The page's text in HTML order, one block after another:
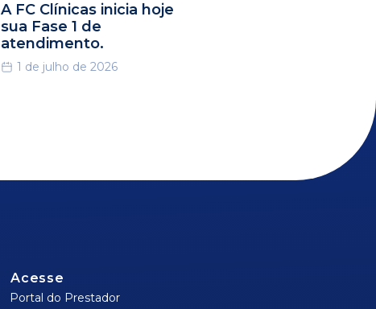
A FC Clínicas inicia hoje
sua Fase 1 de
atendimento.
1 de julho de 2026
Acesse
Portal do Prestador